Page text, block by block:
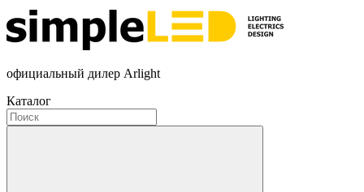
официальный дилер Arlight
Каталог